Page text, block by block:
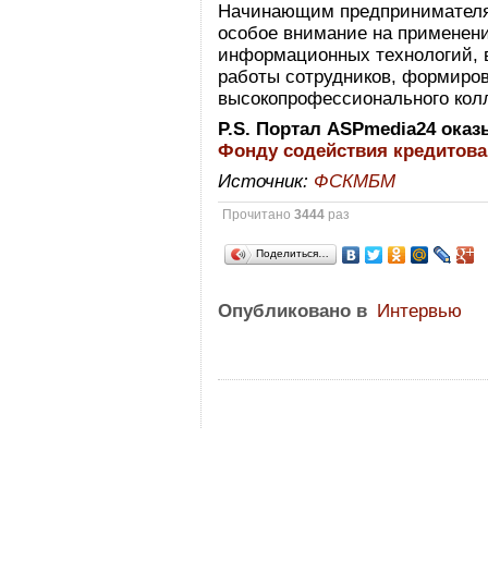
Начинающим
особое внимание на
информационных технологий,
работы сотрудников,
высокопрофессионального
P.S. Портал ASPmedia24
Фонду содействия
Источник: ФСКМБМ
Прочитано3444 раз
Поделиться…
Опубликовано в Интервью